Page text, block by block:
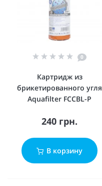
0
Картридж из
брикетированного угля
Aquafilter FCCBL-P
240 грн.
В корзину